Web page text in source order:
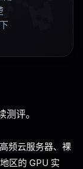
评。
频云服务器、裸
区的 GPU 实